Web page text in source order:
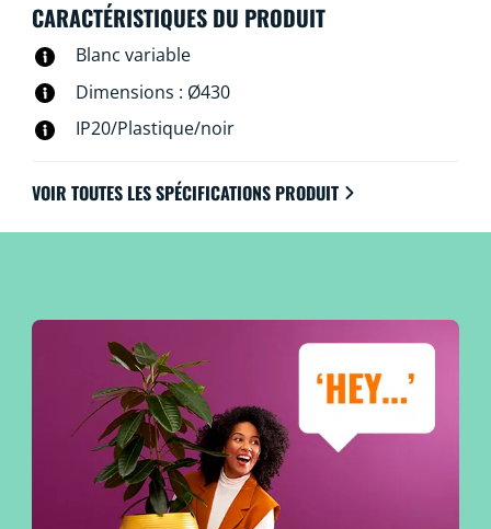
CARACTÉRISTIQUES DU PRODUIT
Blanc variable
Dimensions : Ø430
IP20/Plastique/noir
VOIR TOUTES LES SPÉCIFICATIONS PRODUIT